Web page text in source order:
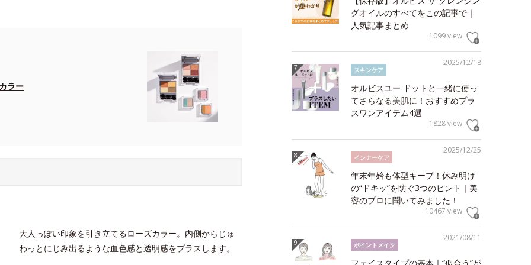
ラー
大人っぽい印象を引き立てるローズカラー。内側からじゅ
わっとにじみ出るような血色感と透明感をプラスします。
グオイルのすべてをこの記事で｜
人気記事まとめ
1099 view
2025/12/18
スキンケア
オルビスユー ドットと一緒に使っ
てさらなる美肌に！おすすめプラ
スワンアイテム4選
1828 view
2025/12/25
インナーケア
年末年始も体型キープ！休み明け
の“ドキッ”を防ぐ3つのヒント｜美
容のプロに聞いてみました！
10467 view
2021/08/11
ポイントメイク